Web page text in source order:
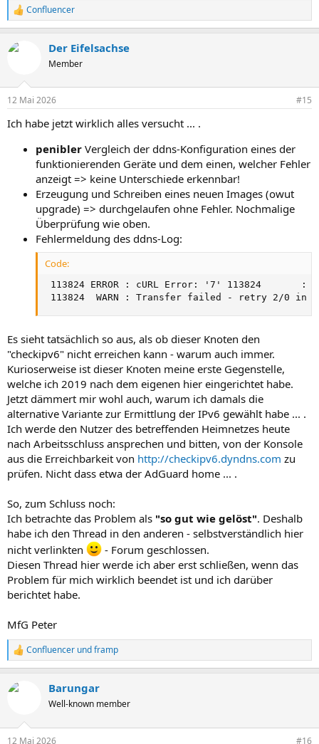
R
e
k
e
:
Confluencer
Der Eifelsachse
Member
12 Mai 2026 #15
Ich habe jetzt wirklich alles versucht ... .
penibler Vergleich der ddns-Konfiguration eines der
funktionierenden Geräte und dem einen, welcher Fehler
anzeigt => keine Unterschiede erkennbar!
Erzeugung und Schreiben eines neuen Images (owut
upgrade) => durchgelaufen ohne Fehler. Nochmalige
Überprüfung wie oben.
Fehlermeldung des ddns-Log:
Code:
113824 ERROR : cURL Error: '7' 113824
113824  WARN : Transfer failed - retry 2/0 in
Es sieht tatsächlich so aus, als ob dieser Knoten den
"checkipv6" nicht erreichen kann - warum auch immer.
Kurioserweise ist dieser Knoten meine erste Gegenstelle,
welche ich 2019 nach dem eigenen hier eingerichtet habe.
Jetzt dämmert mir wohl auch, warum ich damals die
alternative Variante zur Ermittlung der IPv6 gewählt habe ... .
Ich werde den Nutzer des betreffenden Heimnetzes heute
nach Arbeitsschluss ansprechen und bitten, von der Konsole
aus die Erreichbarkeit von http://checkipv6.dyndns.com zu
prüfen. Nicht dass etwa der AdGuard home ... .
So, zum Schluss noch:
Ich betrachte das Problem als "so gut wie gelöst". Deshalb
habe ich den Thread in den anderen - selbstverständlich hier
nicht verlinkten
- Forum geschlossen.
Diesen Thread hier werde ich aber erst schließen, wenn das
Problem für mich wirklich beendet ist und ich darüber
berichtet habe.
MfG Peter
R
e
k
Confluencer undframp
Barungar
Well-known member
12 Mai 2026 #16